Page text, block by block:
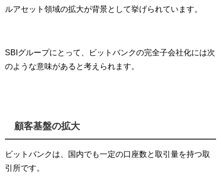
ルアセット領域の拡大が背景として挙げられています。
SBIグループにとって、ビットバンクの完全子会社化には次
のような意味があると考えられます。
顧客基盤の拡大
ビットバンクは、国内でも一定の口座数と取引量を持つ取
引所です。